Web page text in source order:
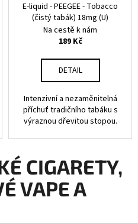
E-liquid - PEEGEE - Tobacco
(čistý tabák) 18mg (U)
Na cestě k nám
189 Kč
DETAIL
Intenzivní a nezaměnitelná
příchuť tradičního tabáku s
výraznou dřevitou stopou.
CIGARETY,
VAPE A